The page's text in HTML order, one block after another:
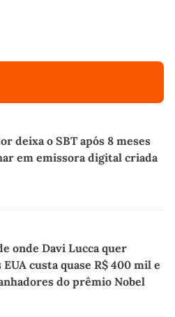
deixa o SBT após 8 meses
em emissora digital criada
onde Davi Lucca quer
custa quase R$ 400 mil e
do prêmio Nobel